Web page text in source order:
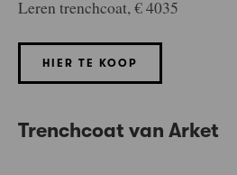
Leren trenchcoat, € 4035
HIER TE KOOP
Trenchcoat van Arket